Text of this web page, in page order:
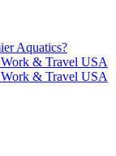
Aquatics?
& Travel USA
& Travel USA